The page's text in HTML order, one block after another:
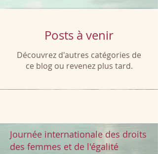
Posts à venir
Découvrez d'autres catégories de
ce blog ou revenez plus tard.
Journée internationale des droits
des femmes et de l'égalité